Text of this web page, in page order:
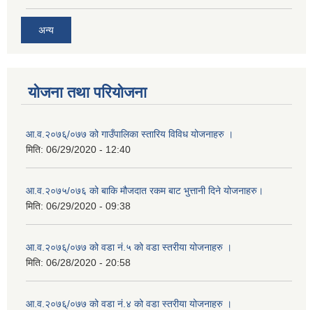
अन्य
योजना तथा परियोजना
आ.व.२०७६्/०७७ को गाउँपालिका स्तारिय विविध योजनाहरु ।
मिति: 06/29/2020 - 12:40
आ.व.२०७५/०७६ को बाकि मौजदात रकम बाट भुत्तानी दिने योजनाहरु।
मिति: 06/29/2020 - 09:38
आ.व.२०७६्/०७७ को वडा नं.५ को वडा स्तरीया योजनाहरु ।
मिति: 06/28/2020 - 20:58
आ.व.२०७६्/०७७ को वडा नं.४ को वडा स्तरीया योजनाहरु ।